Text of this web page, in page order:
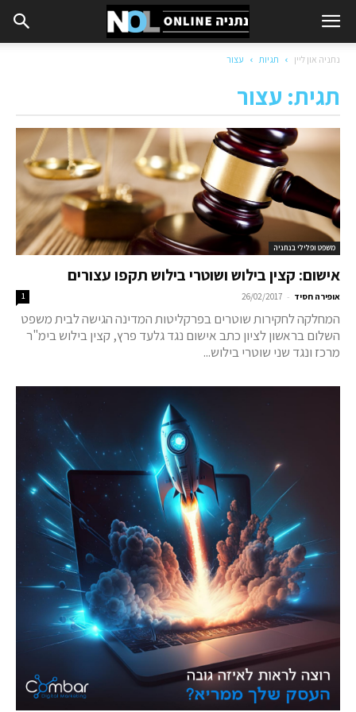
נתניה און ליין תגיות עצור
תגית: עצור
משפט ופלילי בנתניה
אישום: קצין בילוש ושוטרי בילוש תקפו עצורים
אופירה חסיד -
26/02/2017
1
המחלקה לחקירות שוטרים בפרקליטות המדינה הגישה לבית משפט
השלום בראשון לציון כתב אישום נגד גלעד פרץ, קצין בילוש בימ"ר
מרכז ונגד שני שוטרי בילוש...